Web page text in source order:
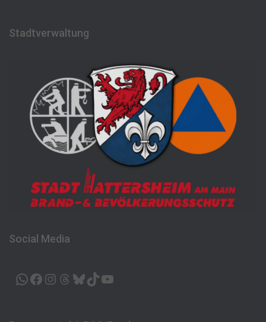
Stadtverwaltung
Social Media
WHATSAPP FACEBOOK INSTAGRAM THREADS BLUESKY TIKTOK